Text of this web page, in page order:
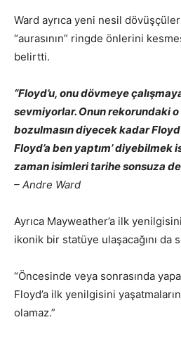
Ward ayrıca yeni nesil
“aurasının” ringde önlerini
belirtti.
“Floyd’u, onu dövmeye
sevmiyorlar. Onun rekorundaki o
bozulmasın diyecek kadar Floyd
Floyd’a ben yaptım’ diyebilmek
zaman isimleri tarihe sonsuza
– Andre Ward
Ayrıca Mayweather’a ilk
ikonik bir statüye ulaşacağını da
“Öncesinde veya sonrasında
Floyd’a ilk yenilgisini
olamaz.”